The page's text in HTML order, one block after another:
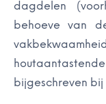
dagdelen
behoeve van
bijgeschreven bij